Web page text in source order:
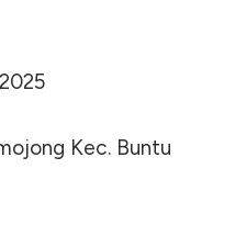
Kec. Buntu